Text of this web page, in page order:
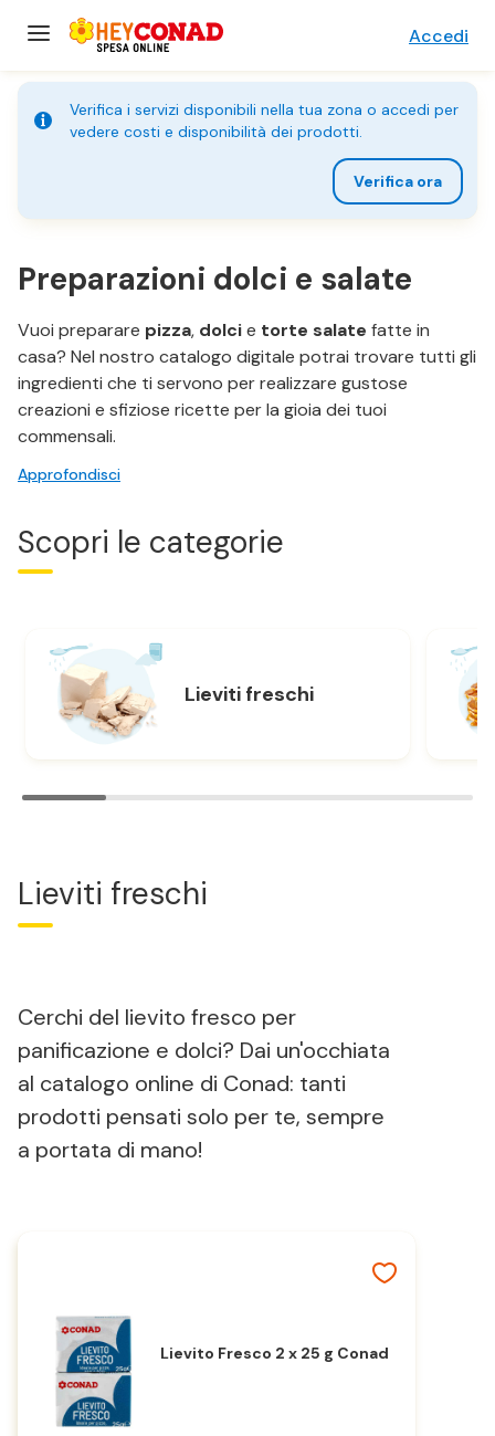
Accedi
Verifica i servizi disponibili nella tua zona o accedi per
vedere costi e disponibilità dei prodotti.
Verifica ora
Preparazioni dolci e salate
Vuoi preparare pizza, dolcie torte salate fatte in
casa? Nel nostro catalogo digitale potrai trovare tutti gli
ingredienti che ti servono per realizzare gustose
creazioni e sfiziose ricette per la gioia dei tuoi
commensali.
Approfondisci
Scopri le categorie
Lieviti freschi
Lieviti freschi
Cerchi del lievito fresco per
panificazione e dolci? Dai un'occhiata
al catalogo online di Conad: tanti
prodotti pensati solo per te, sempre
a portata di mano!
Lievito Fresco 2 x 25 g Conad